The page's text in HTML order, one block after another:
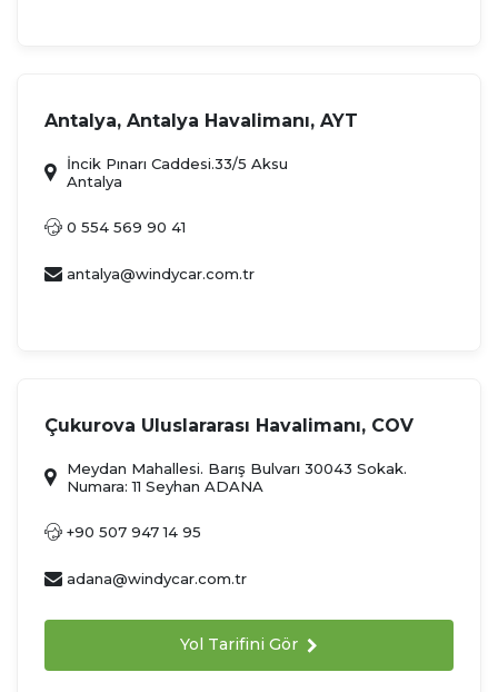
Antalya, Antalya Havalimanı, AYT
İncik Pınarı Caddesi.33/5 Aksu
Antalya
0 554 569 90 41
antalya@windycar.com.tr
Çukurova Uluslararası Havalimanı, COV
Meydan Mahallesi. Barış Bulvarı 30043 Sokak.
Numara: 11 Seyhan ADANA
+90 507 947 14 95
adana@windycar.com.tr
Yol Tarifini Gör